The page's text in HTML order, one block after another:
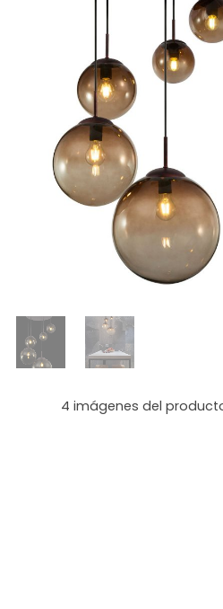
4 imágenes del